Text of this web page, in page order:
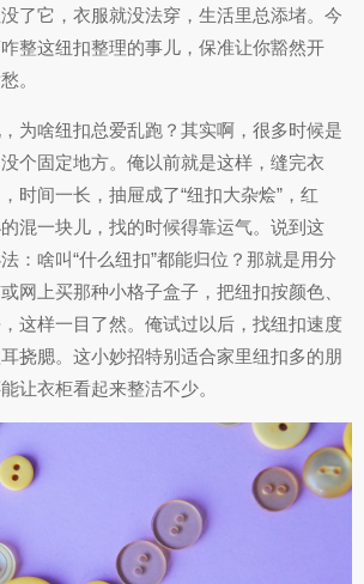
了它，衣服就没法穿，生活里总添堵。今
整这纽扣整理的事儿，保准让你豁然开
。
为啥纽扣总爱乱跑？其实啊，很多时候是
个固定地方。俺以前就是这样，缝完衣
时间一长，抽屉成了“纽扣大杂烩”，红
混一块儿，找的时候得靠运气。说到这
：啥叫“什么纽扣”都能归位？那就是用分
网上买那种小格子盒子，把纽扣按颜色、
这样一目了然。俺试过以后，找纽扣速度
挠腮。这小妙招特别适合家里纽扣多的朋
让衣柜看起来整洁不少。